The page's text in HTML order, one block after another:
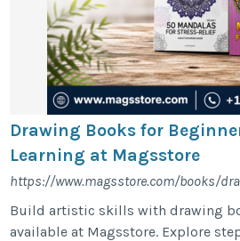
Drawing Books for
Learning at Magsstore
https://www.magsstore.com/books/
Build artistic skills with drawing
available at Magsstore. Explore